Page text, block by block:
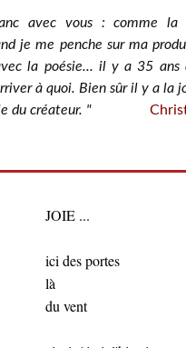
avec vous : comme la
je me penche sur ma
la poésie... il y a 35
à quoi. Bien sûr il y a la
du créateur. "
JOIE ...
ici des portes
là
du vent